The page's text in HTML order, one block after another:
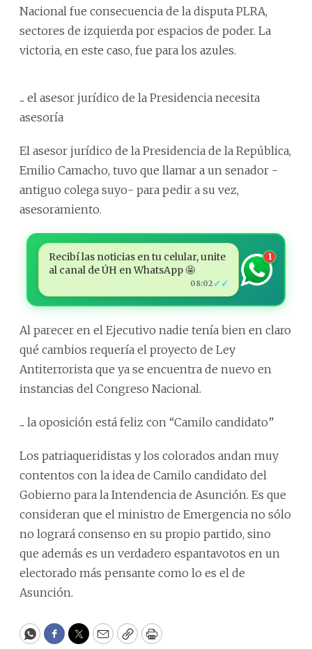
Nacional fue consecuencia de la disputa PLRA,
sectores de izquierda por espacios de poder. La
victoria, en este caso, fue para los azules.
... el asesor jurídico de la Presidencia necesita
asesoría
El asesor jurídico de la Presidencia de la República,
Emilio Camacho, tuvo que llamar a un senador -
antiguo colega suyo- para pedir a su vez,
asesoramiento.
Recibí las noticias en tu celular, unite
al canal de ÚH en WhatsApp 🤩
08:02 ✓✓
1
Al parecer en el Ejecutivo nadie tenía bien en claro
qué cambios requería el proyecto de Ley
Antiterrorista que ya se encuentra de nuevo en
instancias del Congreso Nacional.
... la oposición está feliz con “Camilo candidato”
Los patriaqueridistas y los colorados andan muy
contentos con la idea de Camilo candidato del
Gobierno para la Intendencia de Asunción. Es que
consideran que el ministro de Emergencia no sólo
no logrará consenso en su propio partido, sino
que además es un verdadero espantavotos en un
electorado más pensante como lo es el de
Asunción.
WhatsApp
Facebook
Twitter
EmailCopyPrint